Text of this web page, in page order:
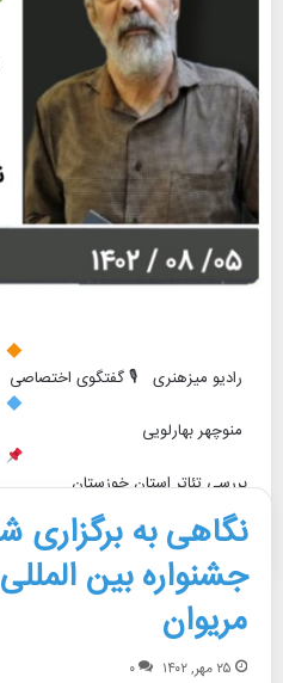
رادیو میزهنری 🎙 گفتگوی اختصاصی
منوچهر بهارلویی
بررسی تئاتر استان خوزستان
بیشتر بخوانید »
نگاهی به برگزاری
جشنواره بین المللی
مریوان
۲۵ مهر, ۱۴۰۲ ۰